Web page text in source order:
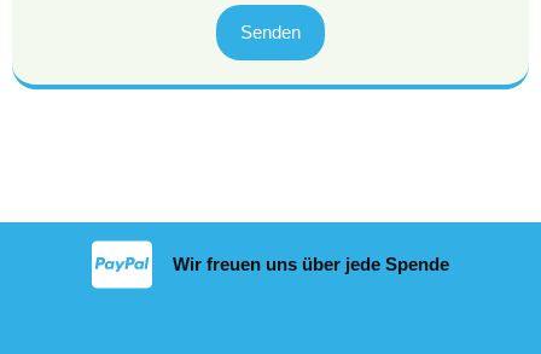
Senden
Wir freuen uns über jede Spende